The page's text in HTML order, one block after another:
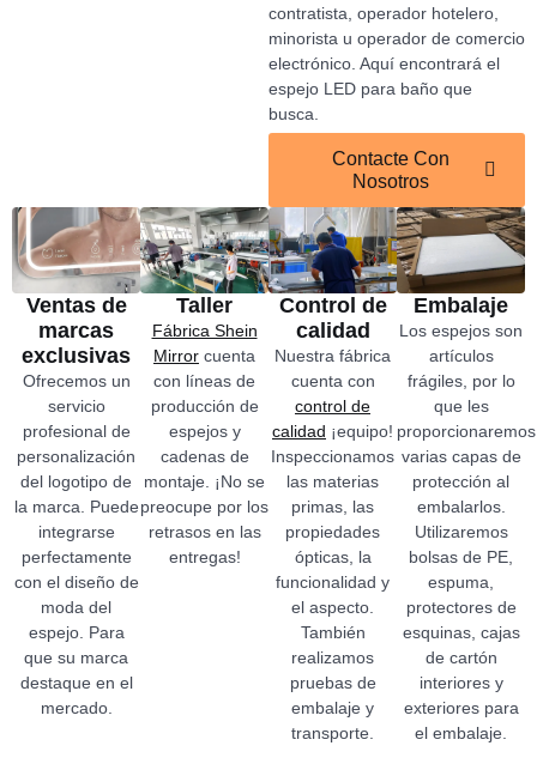
contratista, operador hotelero,
minorista u operador de comercio
electrónico. Aquí encontrará el
espejo LED para baño que
busca.
Contacte Con
Nosotros
Ventas de
marcas
exclusivas
Ofrecemos un
servicio
profesional de
personalización
del logotipo de
la marca. Puede
integrarse
perfectamente
con el diseño de
moda del
espejo. Para
que su marca
destaque en el
mercado.
Taller
Fábrica Shein
Mirror cuenta
con líneas de
producción de
espejos y
cadenas de
montaje. ¡No se
preocupe por los
retrasos en las
entregas!
Control de
calidad
Nuestra fábrica
cuenta con
control de
calidad ¡equipo!
Inspeccionamos
las materias
primas, las
propiedades
ópticas, la
funcionalidad y
el aspecto.
También
realizamos
pruebas de
embalaje y
transporte.
Embalaje
Los espejos son
artículos
frágiles, por lo
que les
proporcionaremos
varias capas de
protección al
embalarlos.
Utilizaremos
bolsas de PE,
espuma,
protectores de
esquinas, cajas
de cartón
interiores y
exteriores para
el embalaje.